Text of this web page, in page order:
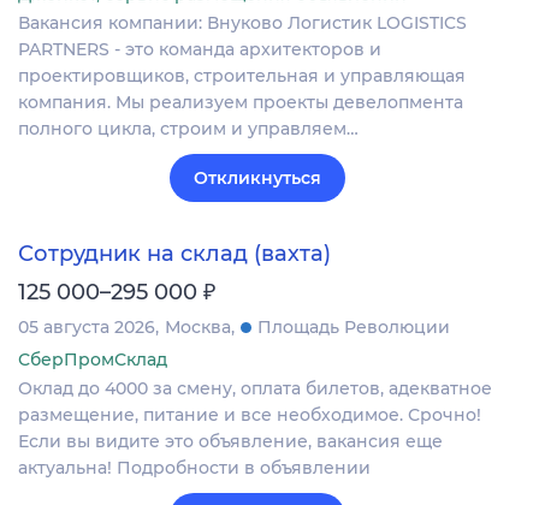
Вакансия компании: Внуково Логистик LOGISTICS
PARTNERS - это команда архитекторов и
проектировщиков, строительная и управляющая
компания. Мы реализуем проекты девелопмента
полного цикла, строим и управляем…
Откликнуться
Сотрудник на склад (вахта)
125 000–295 000 ₽
05 августа 2026 Москва
Площадь Революции
СберПромСклад
Оклад до 4000 за смену, оплата билетов, адекватное
размещение, питание и все необходимое. Срочно!
Если вы видите это объявление, вакансия еще
актуальна! Подробности в объявлении